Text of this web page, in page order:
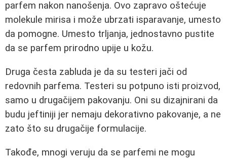
parfem nakon nanošenja. Ovo zapravo oštećuje
molekule mirisa i može ubrzati isparavanje, umesto
da pomogne. Umesto trljanja, jednostavno pustite
da se parfem prirodno upije u kožu.
Druga česta zabluda je da su testeri jači od
redovnih parfema. Testeri su potpuno isti proizvod,
samo u drugačijem pakovanju. Oni su dizajnirani da
budu jeftiniji jer nemaju dekorativno pakovanje, a ne
zato što su drugačije formulacije.
Takođe, mnogi veruju da se parfemi ne mogu